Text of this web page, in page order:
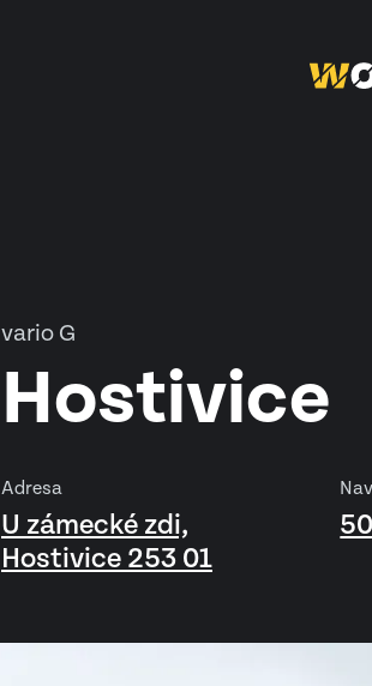
vario G
Hostivice
Adresa
U zámecké zdi,
Hostivice 253 01